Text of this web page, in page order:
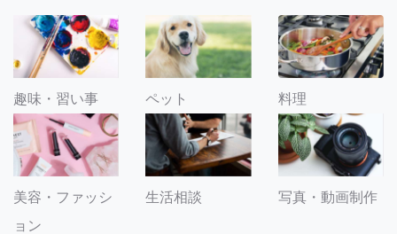
趣味・習い事 ペット 料理
美容・ファッシ
ョン
生活相談 写真・動画制作